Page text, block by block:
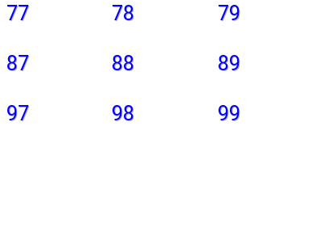
77 78 79
87 88 89
97 98 99